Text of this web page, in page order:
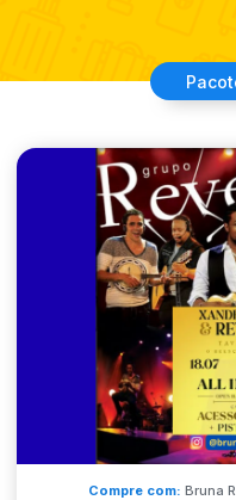
Compre com: Bruna